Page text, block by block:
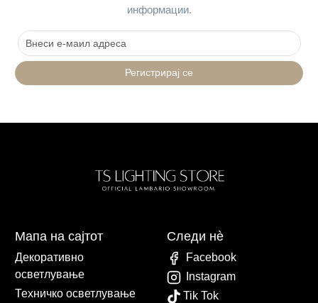
информации.
Регистрирај се
Мапа на сајтот
Декоративно
осветлување
Техничко осветлување
Следи нè
Facebook
Instagram
Tik Tok